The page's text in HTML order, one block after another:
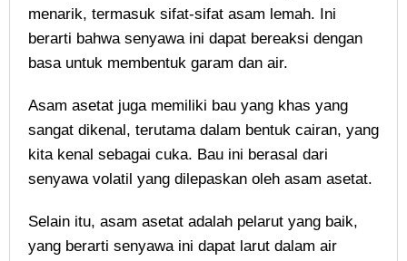
menarik, termasuk sifat-sifat asam lemah. Ini
berarti bahwa senyawa ini dapat bereaksi dengan
basa untuk membentuk garam dan air.
Asam asetat juga memiliki bau yang khas yang
sangat dikenal, terutama dalam bentuk cairan, yang
kita kenal sebagai cuka. Bau ini berasal dari
senyawa volatil yang dilepaskan oleh asam asetat.
Selain itu, asam asetat adalah pelarut yang baik,
yang berarti senyawa ini dapat larut dalam air